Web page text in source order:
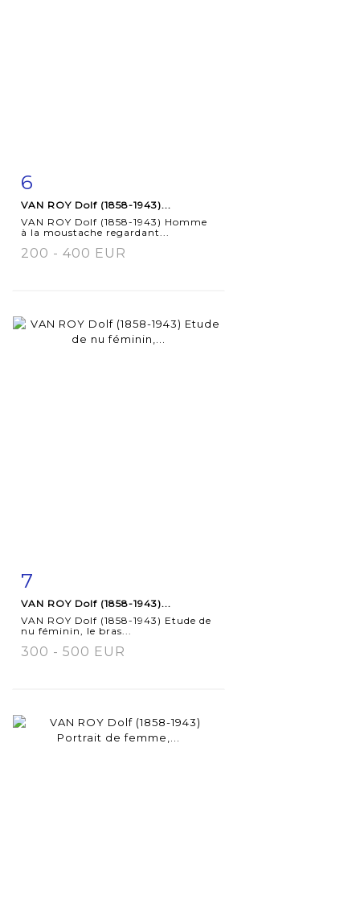
6
VAN ROY Dolf (1858-1943)...
VAN ROY Dolf (1858-1943) Homme
à la moustache regardant...
200 - 400 EUR
7
VAN ROY Dolf (1858-1943)...
VAN ROY Dolf (1858-1943) Etude de
nu féminin, le bras...
300 - 500 EUR